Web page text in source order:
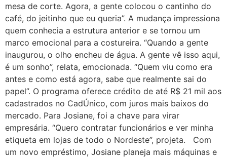
mesa de corte. Agora, a gente colocou o cantinho do
café, do jeitinho que eu queria”. A mudança impressiona
quem conhecia a estrutura anterior e se tornou um
marco emocional para a costureira. “Quando a gente
inaugurou, o olho encheu de água. A gente vê isso aqui,
é um sonho”, relata, emocionada. “Quem viu como era
antes e como está agora, sabe que realmente sai do
papel”. O programa oferece crédito de até R$ 21 mil aos
cadastrados no CadÚnico, com juros mais baixos do
mercado. Para Josiane, foi a chave para virar
empresária. “Quero contratar funcionários e ver minha
etiqueta em lojas de todo o Nordeste”, projeta. Com
um novo empréstimo, Josiane planeja mais máquinas e